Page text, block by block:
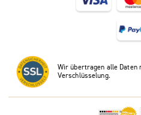
Wir übertragen alle Daten
Verschlüsselung.